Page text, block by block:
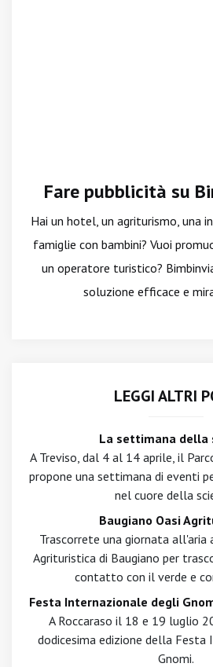
Fare pubblicità su
Hai un hotel, un agriturismo, una
famiglie con bambini? Vuoi
un operatore turistico?
soluzione efficace e
LEGGI ALTRI
La settimana della
A Treviso, dal 4 al 14 aprile, il
propone una settimana di eventi
nel cuore della
Baugiano Oasi
Trascorrete una giornata all'aria
Agrituristica di Baugiano per
contatto con il verde e
Festa Internazionale degli
A Roccaraso il 18 e 19 luglio
dodicesima edizione della Festa
Gnomi.